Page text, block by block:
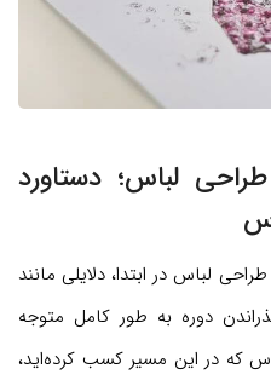
لباس؛ دستاورد
لباس در ابتدا، دلایلی مانند
دوره به طور کامل متوجه
که در این مسیر کسب کرده‌اید،